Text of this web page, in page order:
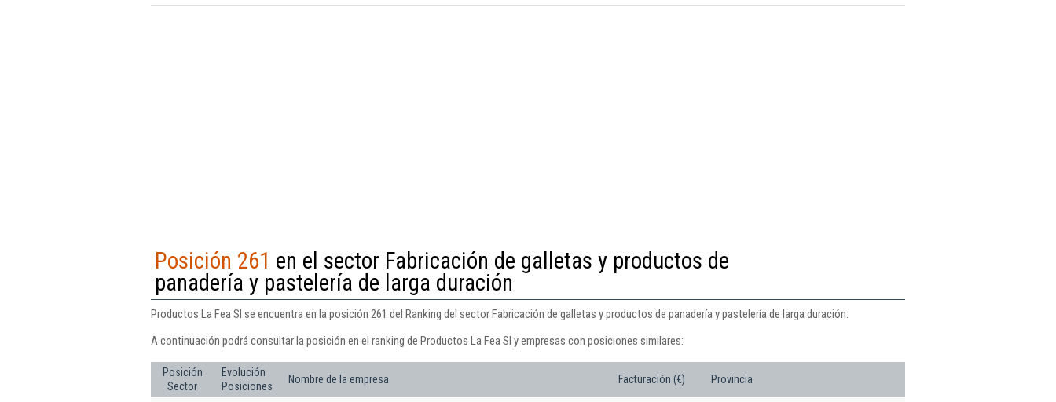
Posición 261 en el sector Fabricación de galletas y productos de
panadería y pastelería de larga duración
Productos La Fea Sl se encuentra en la posición 261 del Ranking del sector Fabricación de galletas y productos de panadería y pastelería de larga duración.
A continuación podrá consultar la posición en el ranking de Productos La Fea Sl y empresas con posiciones similares:
Posición
Sector
Evolución
Posiciones
Nombre de la empresa Facturación (€) Provincia